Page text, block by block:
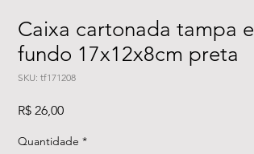
Caixa cartonada tampa e
fundo 17x12x8cm preta
SKU: tf171208
R$ 26,00Preço
Quantidade *